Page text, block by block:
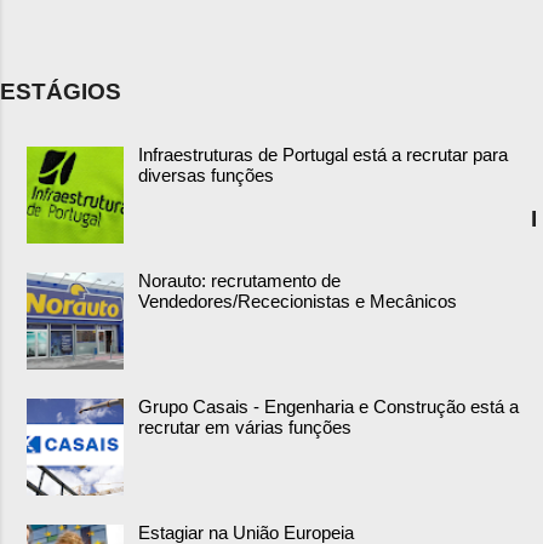
ESTÁGIOS
Infraestruturas de Portugal está a recrutar para
diversas funções
Norauto: recrutamento de
Vendedores/Rececionistas e Mecânicos
Grupo Casais - Engenharia e Construção está a
recrutar em várias funções
Estagiar na União Europeia
I